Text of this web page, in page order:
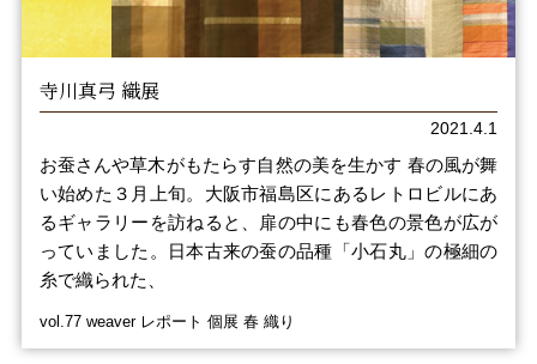
寺川真弓 織展
2021.4.1
お蚕さんや草木がもたらす自然の美を生かす 春の風が舞
い始めた３月上旬。大阪市福島区にあるレトロビルにあ
るギャラリーを訪ねると、扉の中にも春色の景色が広が
っていました。日本古来の蚕の品種「小石丸」の極細の
糸で織られた、
vol.77 weaver レポート 個展 春 織り